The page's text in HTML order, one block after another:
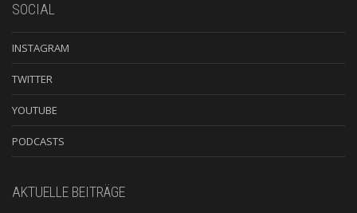
SOCIAL
INSTAGRAM
TWITTER
YOUTUBE
PODCASTS
AKTUELLE BEITRÄGE